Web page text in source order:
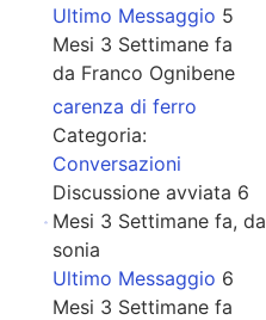
Ultimo Messaggio 5
Mesi 3 Settimane fa
da Franco Ognibene
carenza di ferro
Categoria:
Conversazioni
Discussione avviata 6
Mesi 3 Settimane fa, da
sonia
Ultimo Messaggio 6
Mesi 3 Settimane fa